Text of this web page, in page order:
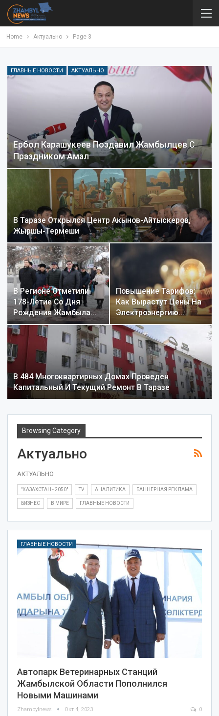
Home Актуально Page 3
ГЛАВНЫЕ НОВОСТИ АКТУАЛЬНО
Ербол Карашукеев Поздавил Жамбылцев С
Праздником Амал
В Таразе Открылся Центр Акынов-Айтыскеров,
Жыршы-Термеши
В Регионе Отметили
178-Летие Со Дня
Рождения Жамбыла…
Повышение Тарифов:
Как Вырастут Цены На
Электроэнергию…
В 484 Многоквартирных Домах Проведен
Капитальный И Текущий Ремонт В Таразе
Browsing Category
Актуально
АКТУАЛЬНО
"КАЗАХСТАН - 2050" TV АНАЛИТИКА БАННЕРНАЯ РЕКЛАМА
БИЗНЕС В МИРЕ ГЛАВНЫЕ НОВОСТИ
ГЛАВНЫЕ НОВОСТИ
Автопарк Ветеринарных Станций
Жамбылской Области Пополнился
Новыми Машинами
Zhambylnews Окт 4, 2023 0